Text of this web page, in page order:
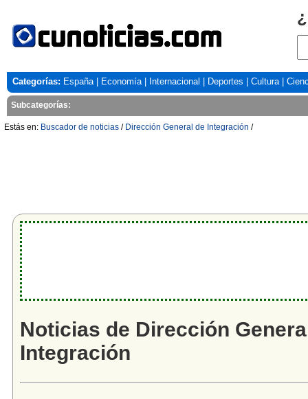
Categorías: España| Economía| Internacional Deportes Cultura|
Subcategorías:
Estás en: Buscador de noticias / Dirección General de Integración /
Noticias de Dirección
Integración